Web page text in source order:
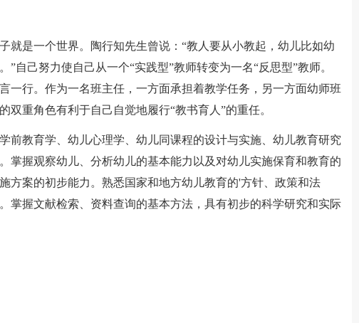
是一个世界。陶行知先生曾说：“教人要从小教起，幼儿比如幼
自己努力使自己从一个“实践型”教师转变为一名“反思型”教师。
一行。作为一名班主任，一方面承担着教学任务，另一方面幼师班
双重角色有利于自己自觉地履行“教书育人”的重任。
教育学、幼儿心理学、幼儿同课程的设计与实施、幼儿教育研究
掌握观察幼儿、分析幼儿的基本能力以及对幼儿实施保育和教育的
方案的初步能力。熟悉国家和地方幼儿教育的'方针、政策和法
掌握文献检索、资料查询的基本方法，具有初步的科学研究和实际